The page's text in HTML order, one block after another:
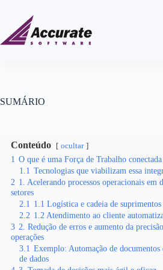
SUMÁRIO
Conteúdo ocultar
1 O que é uma Força de Trabalho
1.1 Tecnologias que viabilizam essa
2 1. Acelerando processos operacionais em
setores
2.1 1.1 Logística e cadeia de suprimentos
2.2 1.2 Atendimento ao cliente
3 2. Redução de erros e aumento da
operações
3.1 Exemplo: Automação de documentos
de dados